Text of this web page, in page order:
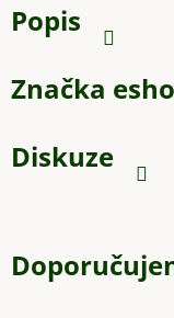
Popis
Značka
Diskuze